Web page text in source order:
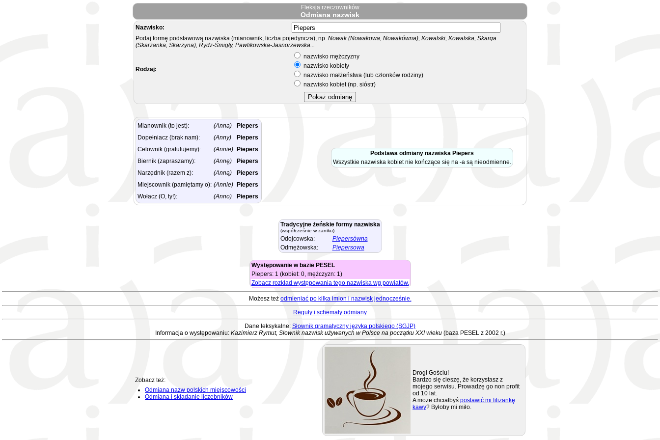
Fleksja rzeczowników
Odmiana nazwisk
Nazwisko:
Podaj formę podstawową nazwiska (mianownik, liczba pojedyncza), np. Nowak (Nowakowa, Nowakówna), Kowalski, Kowalska, Skarga
(Skarżanka, Skarżyna), Rydz-Śmigły, Pawlikowska-Jasnorzewska...
Rodzaj:
nazwisko mężczyzny
nazwisko kobiety
nazwisko małżeństwa (lub członków rodziny)
nazwisko kobiet (np. sióstr)
Mianownik (to jest): (Anna)
Piepers
Dopełniacz (brak nam):
(Anny)
Piepers
Celownik (gratulujemy):
(Annie)
Piepers
Biernik (zapraszamy):
(Annę)
Piepers
Narzędnik (razem z):
(Anną)
Piepers
Miejscownik (pamiętamy o): (Annie)
Piepers
Wołacz (O, ty!):
(Anno) Piepers
Podstawa odmiany nazwiska Piepers
Wszystkie nazwiska kobiet nie kończące się na -a są nieodmienne.
Tradycyjne żeńskie formy nazwiska
(współcześnie w zaniku)
Odojcowska:
Piepersówna
Odmężowska:
Piepersowa
Występowanie w bazie PESEL
Piepers: 1 (kobiet: 0, mężczyzn: 1)
Zobacz rozkład występowania tego nazwiska wg powiatów.
Możesz też odmieniać po kilka imion i nazwisk jednocześnie.
Reguły i schematy odmiany
Dane leksykalne: Słownik gramatyczny języka polskiego (SGJP)
Informacja o występowaniu: Kazimierz Rymut, Słownik nazwisk używanych w Polsce na początku XXI wieku(baza PESEL z 2002 r.)
Zobacz też:
Odmiana nazw polskich miejscowości
Odmiana i składanie liczebników
Drogi Gościu!
Bardzo się cieszę, że korzystasz z
mojego serwisu. Prowadzę go non profit
od 10 lat.
A może chciałbyś postawić mi filiżankę
kawy? Byłoby mi miło.